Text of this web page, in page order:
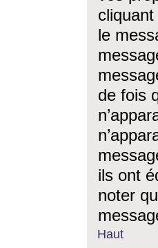
le
de fois
ils ont
noter
Haut